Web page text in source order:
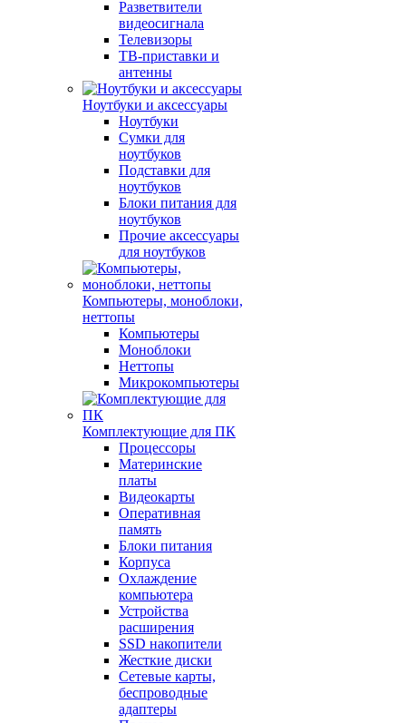
Разветвители
видеосигнала
Телевизоры
ТВ-приставки и
антенны
Ноутбуки и аксессуары
Ноутбуки
Сумки для
ноутбуков
Подставки для
ноутбуков
Блоки питания для
ноутбуков
Прочие аксессуары
для ноутбуков
Компьютеры, моноблоки,
неттопы
Компьютеры
Моноблоки
Неттопы
Микрокомпьютеры
Комплектующие для ПК
Процессоры
Материнские
платы
Видеокарты
Оперативная
память
Блоки питания
Корпуса
Охлаждение
компьютера
Устройства
расширения
SSD накопители
Жесткие диски
Сетевые карты,
беспроводные
адаптеры